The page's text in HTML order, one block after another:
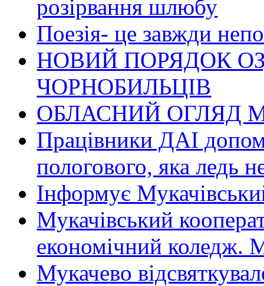
розірвання шлюбу
Поезія- це завжди
НОВИЙ ПОРЯДОК
ЧОРНОБИЛЬЦІВ
ОБЛАСНИЙ ОГЛЯД
Працівники ДАІ
пологового, яка ледь
Інформує
Мукачівський
економічний
Мукачево